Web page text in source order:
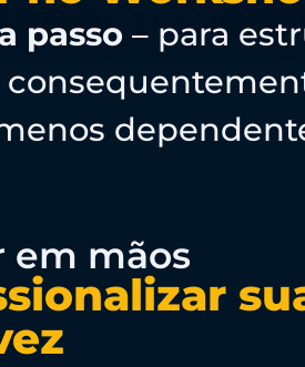
passo – para
em mãos